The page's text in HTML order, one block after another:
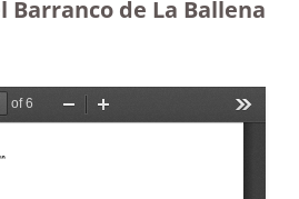
Barranco de La Ballena